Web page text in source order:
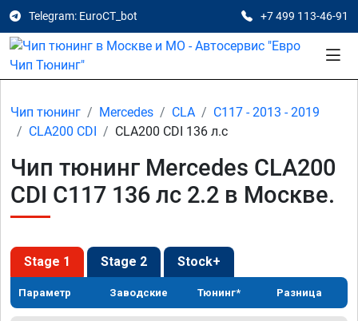
Telegram: EuroCT_bot +7 499 113-46-91
Чип тюнинг Mercedes CLA
C117 - 2013 - 2019
CLA200 CDI
CLA200 CDI 136 л.с
Чип тюнинг Mercedes CLA200
CDI C117 136 лс 2.2 в Москве.
Stage 1 Stage 2 Stock+
Параметр Заводские Тюнинг* Разница